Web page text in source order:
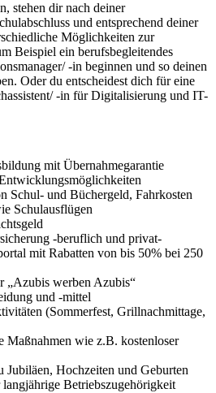
stehen dir nach deiner
und entsprechend deiner
Möglichkeiten zur
Beispiel ein berufsbegleitendes
-in beginnen und so deinen
Oder du entscheidest dich für eine
-in für Digitalisierung und IT-
mit Übernahmegarantie
Schul- und Büchergeld, Fahrkosten
Schulausflügen
-beruflich und privat-
mit Rabatten von bis 50% bei 250
„Azubis werben Azubis“
und -mittel
(Sommerfest, Grillnachmittage,
Maßnahmen wie z.B. kostenloser
Jubiläen, Hochzeiten und Geburten
Betriebszugehörigkeit